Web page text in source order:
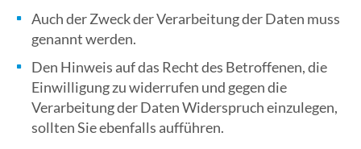
Auch der Zweck der Verarbeitung der Daten muss
genannt werden.
Den Hinweis auf das Recht des Betroffenen, die
Einwilligung zu widerrufen und gegen die
Verarbeitung der Daten Widerspruch einzulegen,
sollten Sie ebenfalls aufführen.